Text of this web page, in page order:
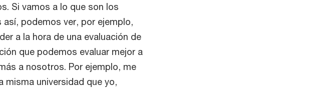
Si vamos a lo que son los
podemos ver, por ejemplo,
a la hora de una evaluación de
que podemos evaluar mejor a
a nosotros. Por ejemplo, me
misma universidad que yo,